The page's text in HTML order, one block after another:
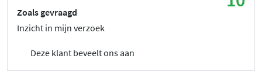
Zoals gevraagd
Inzicht in mijn verzoek
Deze klant beveelt ons aan